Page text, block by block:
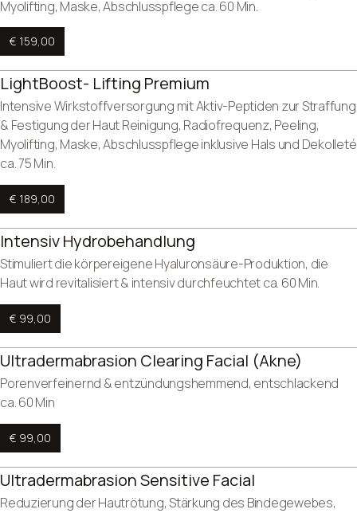
Myolifting, Maske, Abschlusspflege ca. 60 Min.
€ 159,00
LightBoost- Lifting Premium
Intensive Wirkstoffversorgung mit Aktiv-Peptiden zur Straffung
& Festigung der Haut Reinigung, Radiofrequenz, Peeling,
Myolifting, Maske, Abschlusspflege inklusive Hals und Dekolleté
ca. 75 Min.
€ 189,00
Intensiv Hydrobehandlung
Stimuliert die körpereigene Hyaluronsäure-Produktion, die
Haut wird revitalisiert & intensiv durchfeuchtet ca. 60 Min.
€ 99,00
Ultradermabrasion Clearing Facial (Akne)
Porenverfeinernd & entzündungshemmend, entschlackend
ca. 60 Min
€ 99,00
Ultradermabrasion Sensitive Facial
Reduzierung der Hautrötung, Stärkung des Bindegewebes,